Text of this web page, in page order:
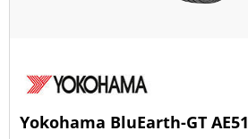
Yokohama BluEarth-GT AE51